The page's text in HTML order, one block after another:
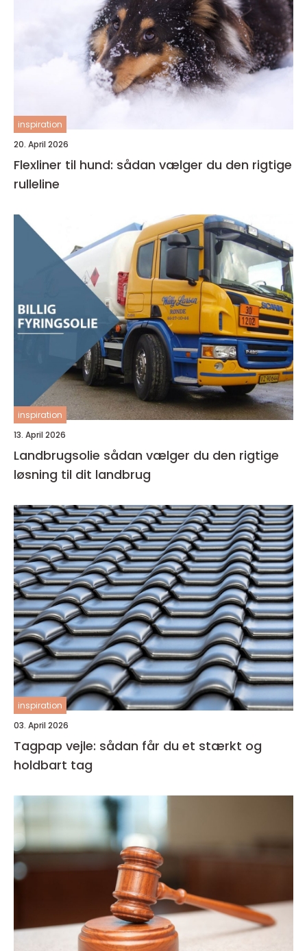
inspiration
20. April 2026
Flexliner til hund: sådan vælger du den rigtige
rulleline
inspiration
13. April 2026
Landbrugsolie sådan vælger du den rigtige
løsning til dit landbrug
inspiration
03. April 2026
Tagpap vejle: sådan får du et stærkt og
holdbart tag